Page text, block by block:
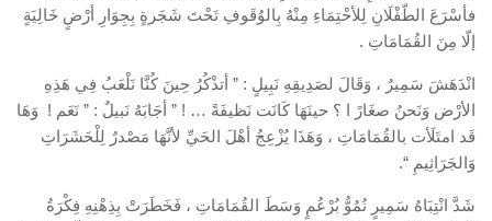
فأسْرَعَ الطّفْلَانِ لِلأحْتِمَاءِ مِنْهُ بِالوُقَوفِ تَحْتَ شَجَرةٍ بِجِوَارِ أرْضٍ خَالِيَةٍ
إلّا مِنَ القُمَامَاتِ .
انْدَهَشَ سَمِيرٌ ، وَقَالَ لصَدِيقِهِ نَبِيلٍ : ” أتذْكُرُ حِينَ كُنَّا نَلْعَبُ فِي هَذِهِ
الأرْض وَنَحنُ صغَارً ا ؟ حينَهَا كَانَت نَظيفَةً … ! ” أجَابَهُ نَبيلٌ : ” نَعَم ! وَهَا
قَد امتَلَأت بالقُمَامَاتِ ، وَهَذَا يُزْعِجُ أهْلَ الحَيِّ لأنَّهَا مَصْدرٌ لِلْحَشَرَاتِ
وَالجَرَاثِيمِ “.
شَدَّ انْتِبَاهُ سَمِيرٍ نُمُوُّ بُرْعُمٍ وَسَطَ القُمَامَاتِ ، فَخَطَرَتْ بِذِهْنِهِ فِكْرَةُ